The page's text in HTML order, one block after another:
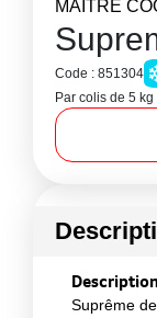
MAITRE
Code : 851304
Par colis de 5 kg
Description
Suprême